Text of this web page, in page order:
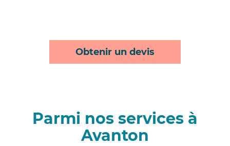
Obtenir un devis
Parmi nos services à
Avanton